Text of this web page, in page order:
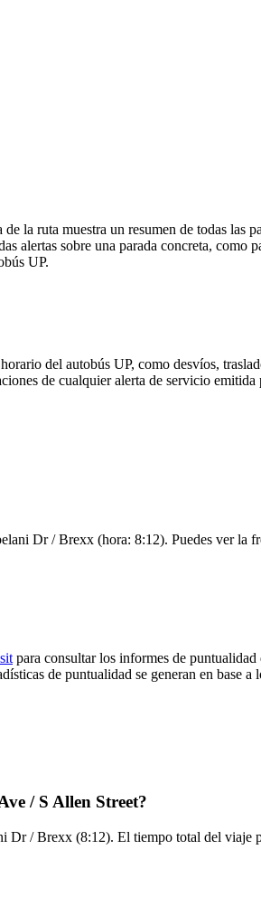
la ruta muestra un resumen de todas las
alertas sobre una parada concreta, como
UP.
del autobús UP, como desvíos,
de cualquier alerta de servicio
Dr / Brexx (hora: 8:12). Puedes ver la
para consultar los informes de
de puntualidad se generan en base
/ S Allen Street?
/ Brexx (8:12). El tiempo total del viaje